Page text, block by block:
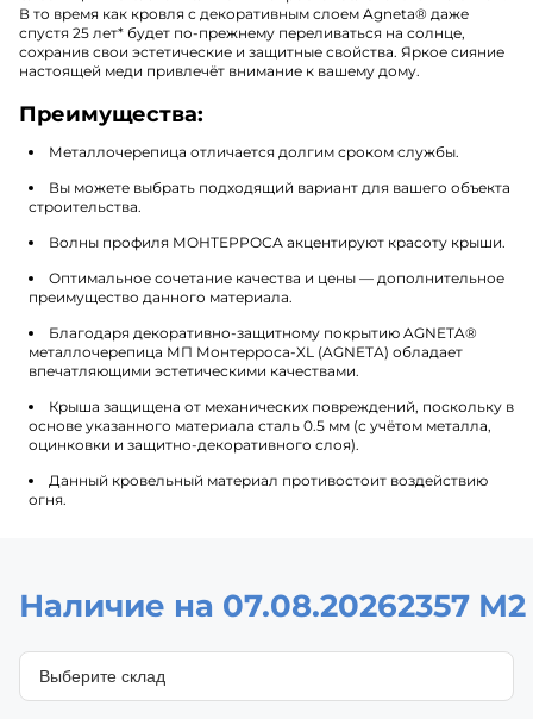
В то время как кровля с декоративным слоем Agneta® даже
спустя 25 лет* будет по-прежнему переливаться на солнце,
сохранив свои эстетические и защитные свойства. Яркое сияние
настоящей меди привлечёт внимание к вашему дому.
Преимущества:
Металлочерепица отличается долгим сроком службы.
Вы можете выбрать подходящий вариант для вашего объекта
строительства.
Волны профиля МОНТЕРРОСА акцентируют красоту крыши.
Оптимальное сочетание качества и цены — дополнительное
преимущество данного материала.
Благодаря декоративно-защитному покрытию AGNETA®
металлочерепица МП Монтерроса-XL (AGNETA) обладает
впечатляющими эстетическими качествами.
Крыша защищена от механических повреждений, поскольку в
основе указанного материала сталь 0.5 мм (с учётом металла,
оцинковки и защитно-декоративного слоя).
Данный кровельный материал противостоит воздействию
огня.
Наличие на 07.08.20262357 М2